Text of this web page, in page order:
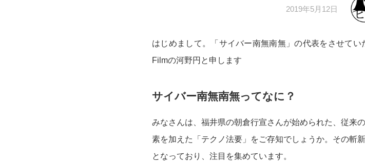
2019年5月12日
はじめまして。「サイバー南無南無」の代表をさせて
Filmの河野円と申します
サイバー南無南無ってなに？
みなさんは、福井県の朝倉行宣さんが始められた、従来
素を加えた「テクノ法要」をご存知でしょうか。その斬
となっており、注目を集めています。